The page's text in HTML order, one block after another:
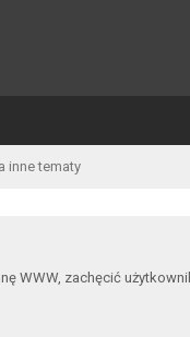
inne tematy
zachęcić